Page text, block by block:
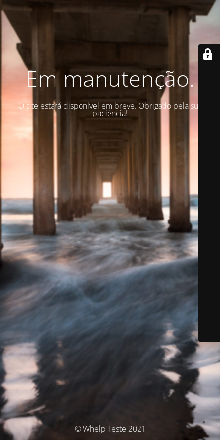
Em manutenção.
O site estará disponível em breve. Obrigado pela sua
paciência!
© Whelp Teste 2021